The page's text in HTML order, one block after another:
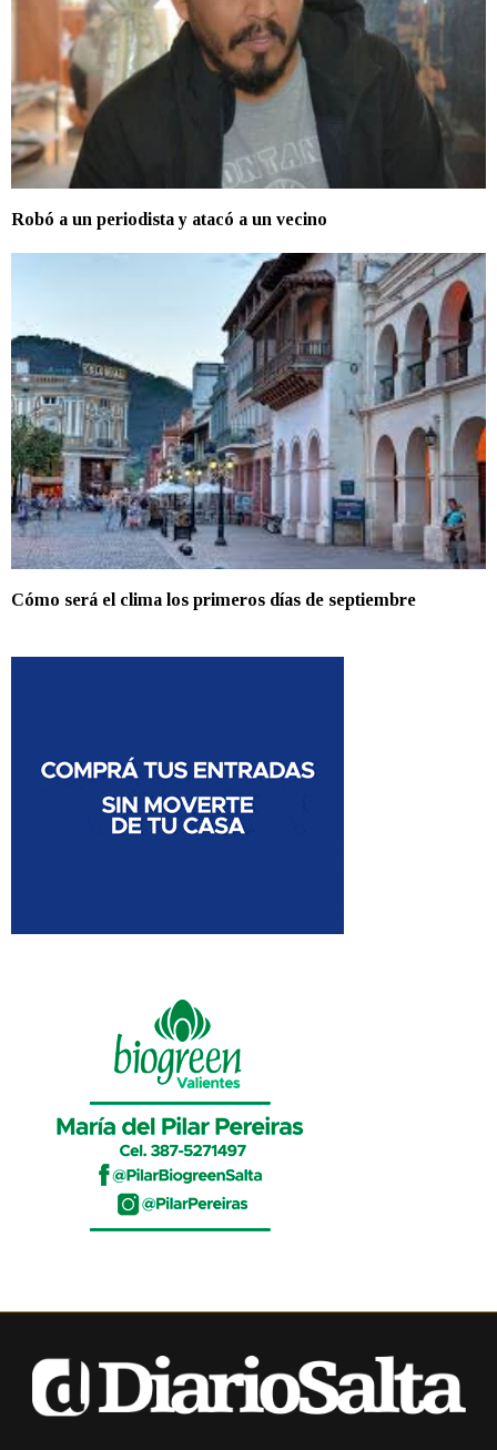
Robó a un periodista y atacó a un vecino
Cómo será el clima los primeros días de septiembre